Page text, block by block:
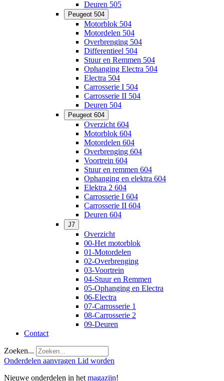
Deuren 505
Peugeot 504
Motorblok 504
Motordelen 504
Overbrenging 504
Differentieel 504
Stuur en Remmen 504
Ophanging Electra 504
Electra 504
Carrosserie I 504
Carrosserie II 504
Deuren 504
Peugeot 604
Overzicht 604
Motorblok 604
Motordelen 604
Overbrenging 604
Voortrein 604
Stuur en remmen 604
Ophanging en elektra 604
Elektra 2 604
Carrosserie I 604
Carrosserie II 604
Deuren 604
J7
Overzicht
00-Het motorblok
01-Motordelen
02-Overbrenging
03-Voortrein
04-Stuur en Remmen
05-Ophanging en Electra
06-Electra
07-Carrosserie 1
08-Carrosserie 2
09-Deuren
Contact
Zoeken...
Onderdelen aanvragen Lid worden
Nieuwe onderdelen in het magazijn!